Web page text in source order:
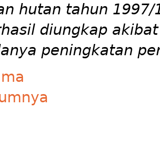
hutan tahun
diungkap
peningkatan